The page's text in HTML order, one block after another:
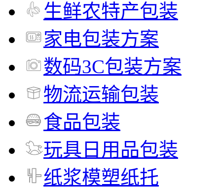
生鲜农特产包装
家电包装方案
数码3C包装方案
物流运输包装
食品包装
玩具日用品包装
纸浆模塑纸托